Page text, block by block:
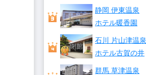
静岡 伊東温泉
ホテル暖香園
石川 片山津温泉
ホテル古賀の井
群馬 草津温泉